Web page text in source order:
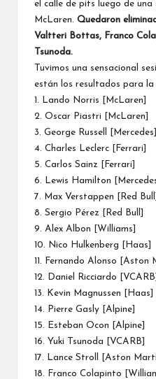
el calle de pits luego de una
McLaren
Quedaron
Valtteri Bottas, Franco
Tsunoda.
Tuvimos una sensacional
están los resultados para la
1.
Lando Norris [McLaren]
2. Oscar Piastri [McLaren]
3. George Russell [ Mercedes
4. Charles Leclerc [ Ferrari
5. Carlos Sainz [Ferrari]
6. Lewis Hamilton
7. Max Verstappen [Red Bull]
8. Sergio Pérez [Red Bull]
9. Alex Albon [Williams
10. Nico Hulkenberg [ Haas
11. Fernando Alonso [Aston
12.
Daniel Ricciardo [VCARB]
13. Kevin Magnussen [Haas]
14. Pierre Gasly [Alpine]
15. Esteban Ocon [Alpine]
16. Yuki Tsunoda [VCARB]
17. Lance Stroll [Aston
18. Franco Colapinto